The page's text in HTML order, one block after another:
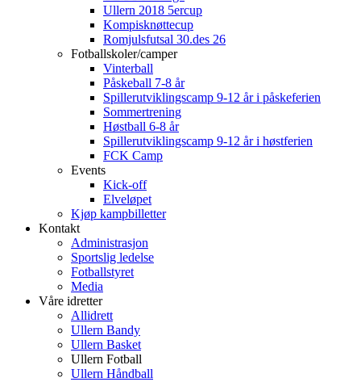
Ullern 2018 5ercup
Kompisknøttecup
Romjulsfutsal 30.des 26
Fotballskoler/camper
Vinterball
Påskeball 7-8 år
Spillerutviklingscamp 9-12 år i påskeferien
Sommertrening
Høstball 6-8 år
Spillerutviklingscamp 9-12 år i høstferien
FCK Camp
Events
Kick-off
Elveløpet
Kjøp kampbilletter
Kontakt
Administrasjon
Sportslig ledelse
Fotballstyret
Media
Våre idretter
Allidrett
Ullern Bandy
Ullern Basket
Ullern Fotball
Ullern Håndball